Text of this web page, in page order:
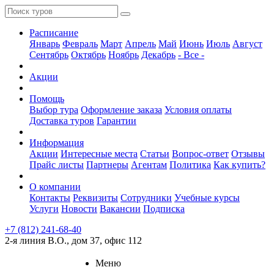
Расписание
Январь Февраль Март Апрель Май Июнь Июль Август
Сентябрь Октябрь Ноябрь Декабрь - Все -
Акции
Помощь
Выбор тура Оформление заказа Условия оплаты
Доставка туров Гарантии
Информация
Акции Интересные места Статьи Вопрос-ответ Отзывы
Прайс листы Партнеры Агентам Политика Как купить?
О компании
Контакты Реквизиты Сотрудники Учебные курсы
Услуги Новости Вакансии Подписка
+7 (812) 241-68-40
2-я линия В.О., дом 37, офис 112
Меню